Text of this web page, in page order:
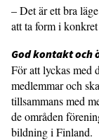
– Det är ett bra
att ta form i
God kontakt och
För att lyckas med
medlemmar och
tillsammans med
de områden
bildning i Finland.